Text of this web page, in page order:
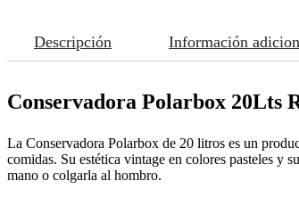
Descripción Información
Conservadora Polarbox 20Lts
La Conservadora Polarbox de 20 litros es un
comidas. Su estética vintage en colores pasteles y
mano o colgarla al hombro.